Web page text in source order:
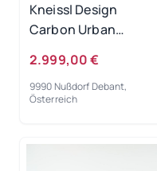
Kneissl Design
Carbon Urban
Black/Gold 2022 - RH
48 cm
2.999,00 €
9990 Nußdorf Debant,
Österreich